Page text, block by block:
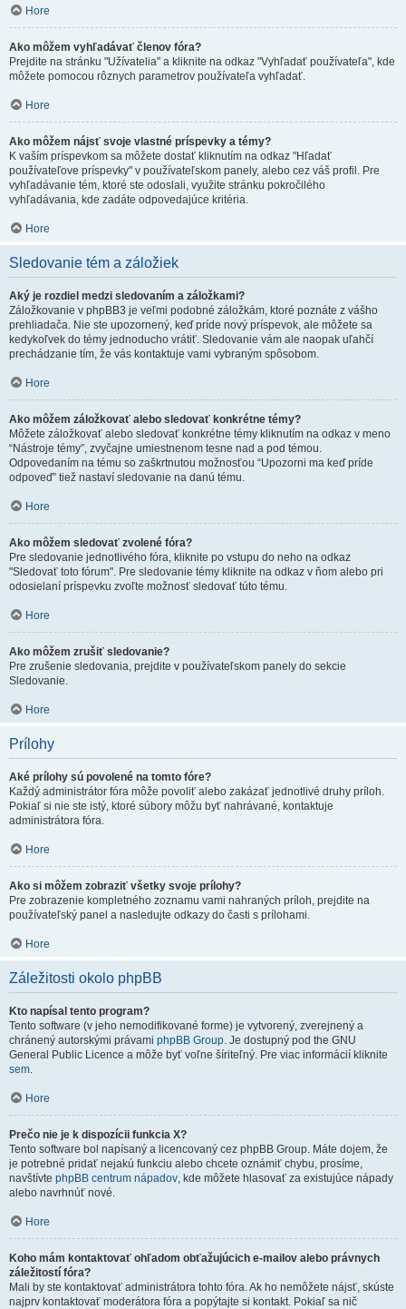
Hore
Ako môžem vyhľadávať členov fóra?
Prejdite na stránku "Užívatelia" a kliknite na odkaz "Vyhľadať používateľa", kde
môžete pomocou rôznych parametrov používateľa vyhľadať.
Hore
Ako môžem nájsť svoje vlastné príspevky a témy?
K vaším príspevkom sa môžete dostať kliknutím na odkaz "Hľadať
používateľove príspevky" v používateľskom panely, alebo cez váš profil. Pre
vyhľadávanie tém, ktoré ste odoslali, využite stránku pokročilého
vyhľadávania, kde zadáte odpovedajúce kritéria.
Hore
Sledovanie tém a záložiek
Aký je rozdiel medzi sledovaním a záložkami?
Záložkovanie v phpBB3 je veľmi podobné záložkám, ktoré poznáte z vášho
prehliadača. Nie ste upozornený, keď príde nový príspevok, ale môžete sa
kedykoľvek do témy jednoducho vrátiť. Sledovanie vám ale naopak uľahčí
prechádzanie tím, že vás kontaktuje vami vybraným spôsobom.
Hore
Ako môžem záložkovať alebo sledovať konkrétne témy?
Môžete záložkovať alebo sledovať konkrétne témy kliknutím na odkaz v meno
“Nástroje témy”, zvyčajne umiestnenom tesne nad a pod témou.
Odpovedaním na tému so zaškrtnutou možnosťou “Upozorni ma keď príde
odpoveď” tiež nastaví sledovanie na danú tému.
Hore
Ako môžem sledovať zvolené fóra?
Pre sledovanie jednotlivého fóra, kliknite po vstupu do neho na odkaz
"Sledovať toto fórum". Pre sledovanie témy kliknite na odkaz v ňom alebo pri
odosielaní príspevku zvoľte možnosť sledovať túto tému.
Hore
Ako môžem zrušiť sledovanie?
Pre zrušenie sledovania, prejdite v používateľskom panely do sekcie
Sledovanie.
Hore
Prílohy
Aké prílohy sú povolené na tomto fóre?
Každý administrátor fóra môže povoliť alebo zakázať jednotlivé druhy príloh.
Pokiaľ si nie ste istý, ktoré súbory môžu byť nahrávané, kontaktuje
administrátora fóra.
Hore
Ako si môžem zobraziť všetky svoje prílohy?
Pre zobrazenie kompletného zoznamu vami nahraných príloh, prejdite na
používateľský panel a nasledujte odkazy do časti s prílohami.
Hore
Záležitosti okolo phpBB
Kto napísal tento program?
Tento software (v jeho nemodifikované forme) je vytvorený, zverejnený a
chránený autorskými právami phpBB Group. Je dostupný pod the GNU
General Public Licence a môže byť voľne šíriteľný. Pre viac informácií kliknite
sem.
Hore
Prečo nie je k dispozícii funkcia X?
Tento software bol napísaný a licencovaný cez phpBB Group. Máte dojem, že
je potrebné pridať nejakú funkciu alebo chcete oznámiť chybu, prosíme,
navštívte phpBB centrum nápadov, kde môžete hlasovať za existujúce nápady
alebo navrhnúť nové.
Hore
Koho mám kontaktovať ohľadom obťažujúcich e-mailov alebo právnych
záležitostí fóra?
Mali by ste kontaktovať administrátora tohto fóra. Ak ho nemôžete nájsť, skúste
najprv kontaktovať moderátora fóra a popýtajte si kontakt. Pokiaľ sa nič